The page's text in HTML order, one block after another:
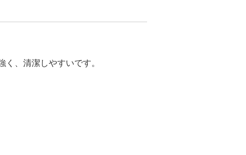
、清潔しやすいです。